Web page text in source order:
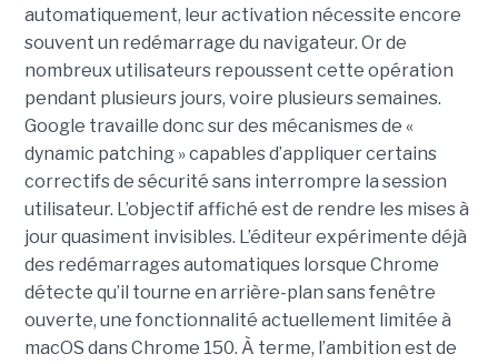
automatiquement, leur activation nécessite encore
souvent un redémarrage du navigateur. Or de
nombreux utilisateurs repoussent cette opération
pendant plusieurs jours, voire plusieurs semaines.
Google travaille donc sur des mécanismes de «
dynamic patching » capables d’appliquer certains
correctifs de sécurité sans interrompre la session
utilisateur. L’objectif affiché est de rendre les mises à
jour quasiment invisibles. L’éditeur expérimente déjà
des redémarrages automatiques lorsque Chrome
détecte qu’il tourne en arrière-plan sans fenêtre
ouverte, une fonctionnalité actuellement limitée à
macOS dans Chrome 150. À terme, l’ambition est de